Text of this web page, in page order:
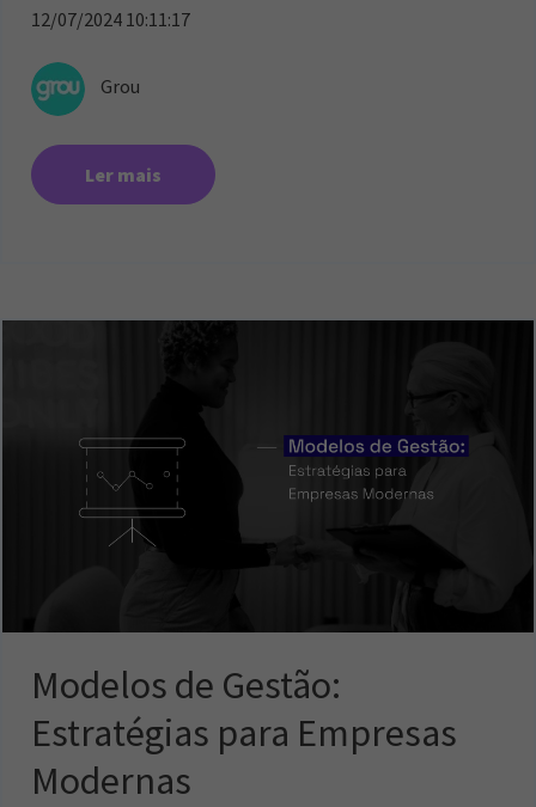
12/07/2024 10:11:17
Grou
Ler mais
Modelos de Gestão:
Estratégias para Empresas
Modernas